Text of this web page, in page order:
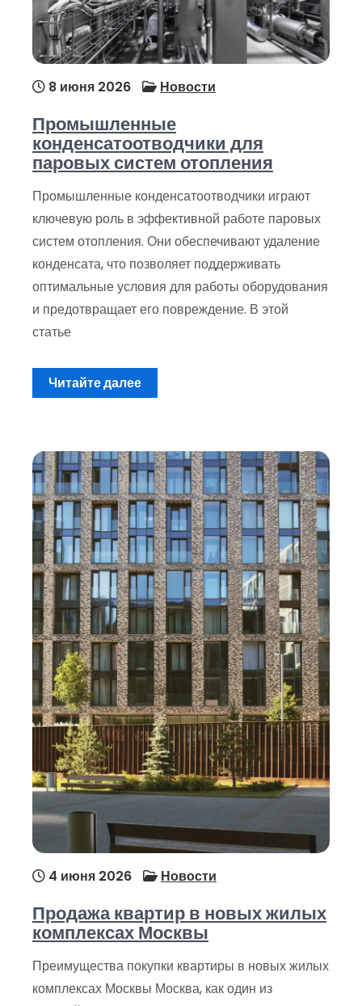
8 июня 2026 Новости
Промышленные
конденсатоотводчики для
паровых систем отопления
Промышленные конденсатоотводчики играют
ключевую роль в эффективной работе паровых
систем отопления. Они обеспечивают удаление
конденсата, что позволяет поддерживать
оптимальные условия для работы оборудования
и предотвращает его повреждение. В этой
статье
Читайте далее
4 июня 2026 Новости
Продажа квартир в новых жилых
комплексах Москвы
Преимущества покупки квартиры в новых жилых
комплексах Москвы Москва, как один из